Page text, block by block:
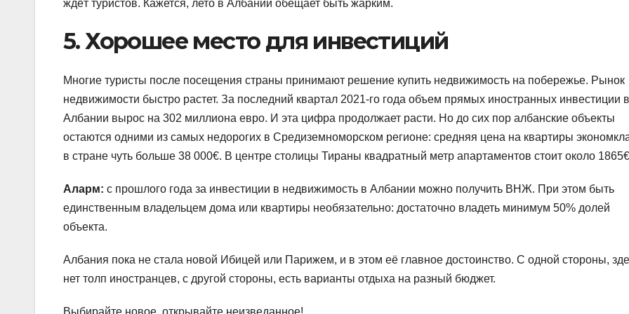
ждёт туристов. Кажется, лето в Албании обещает быть жарким.
5. Хорошее место для инвестиций
Многие туристы после посещения страны принимают решение купить недвижимость на побережье. Рынок
недвижимости быстро растет. За последний квартал 2021-го года объем прямых иностранных инвестиции в
Албании вырос на 302 миллиона евро. И эта цифра продолжает расти. Но до сих пор албанские объекты
остаются одними из самых недорогих в Средиземноморском регионе: средняя цена на квартиры
в стране чуть больше 38 000€. В центре столицы Тираны квадратный метр апартаментов стоит около
Аларм: с прошлого года за инвестиции в недвижимость в Албании можно получить ВНЖ. При этом быть
единственным владельцем дома или квартиры необязательно: достаточно владеть минимум 50% долей
объекта.
Албания пока не стала новой Ибицей или Парижем, и в этом её главное достоинство. С одной стороны,
нет толп иностранцев, с другой стороны, есть варианты отдыха на разный бюджет.
Выбирайте новое, открывайте неизведанное!